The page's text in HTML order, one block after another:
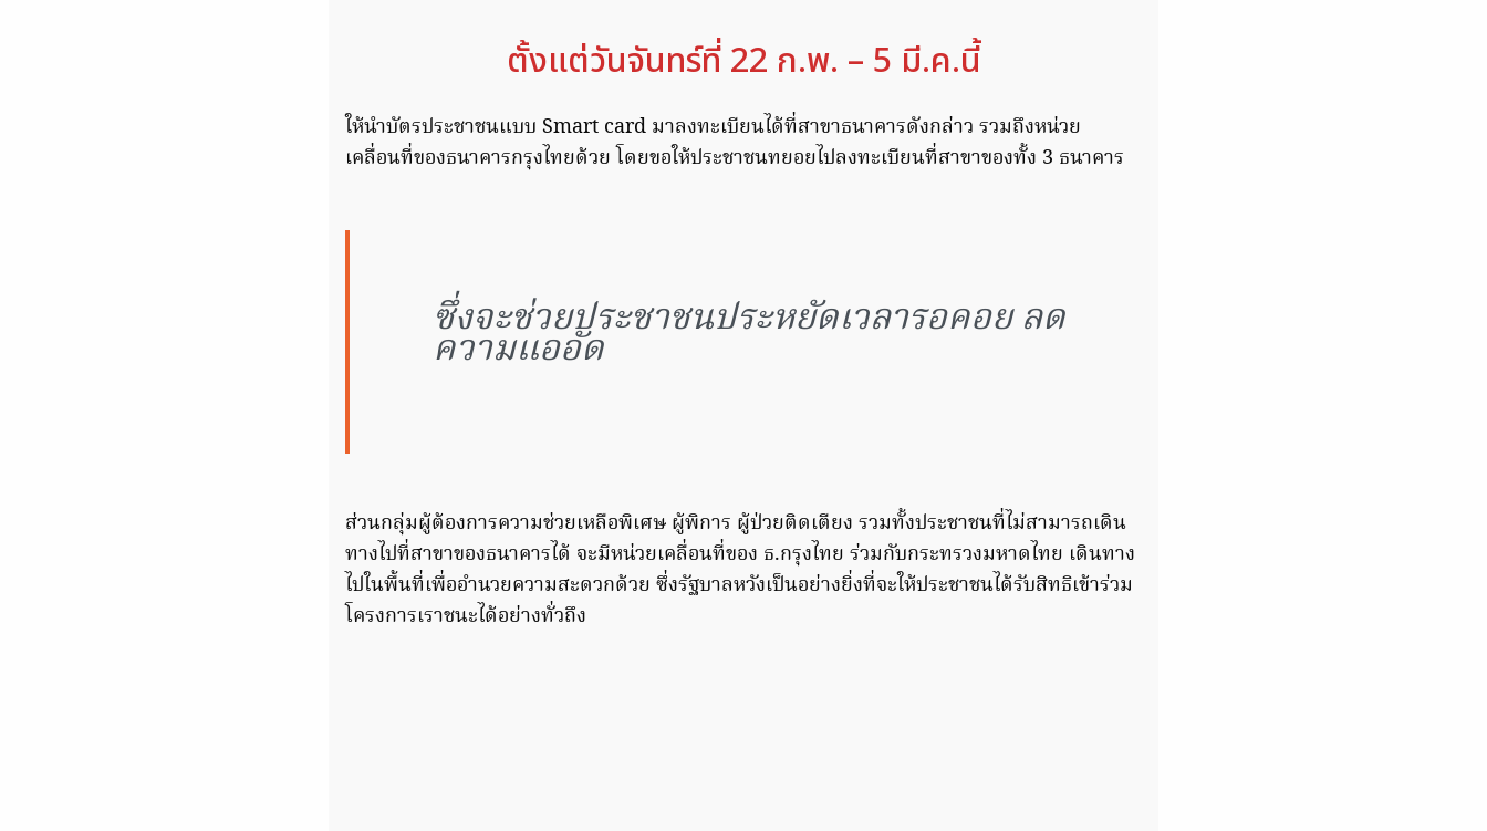
ตั้งแต่วันจันทร์ที่ 22 ก.พ. – 5 มี.ค.นี้
ให้นำบัตรประชาชนแบบ Smart card มาลงทะเบียนได้ที่สาขาธนาคารดังกล่าว รวมถึงหน่วย
เคลื่อนที่ของธนาคารกรุงไทยด้วย โดยขอให้ประชาชนทยอยไปลงทะเบียนที่สาขาของทั้ง 3 ธนาคาร
ซึ่งจะช่วยประชาชนประหยัดเวลารอคอย ลด
ความแออัด
ส่วนกลุ่มผู้ต้องการความช่วยเหลือพิเศษ ผู้พิการ ผู้ป่วยติดเตียง รวมทั้งประชาชนที่ไม่สามารถเดิน
ทางไปที่สาขาของธนาคารได้ จะมีหน่วยเคลื่อนที่ของ ธ.กรุงไทย ร่วมกับกระทรวงมหาดไทย เดินทาง
ไปในพื้นที่เพื่ออำนวยความสะดวกด้วย ซึ่งรัฐบาลหวังเป็นอย่างยิ่งที่จะให้ประชาชนได้รับสิทธิเข้าร่วม
โครงการเราชนะได้อย่างทั่วถึง